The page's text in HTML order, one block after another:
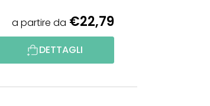
R
O
D
O
a partire da €22,79
DETTAGLI